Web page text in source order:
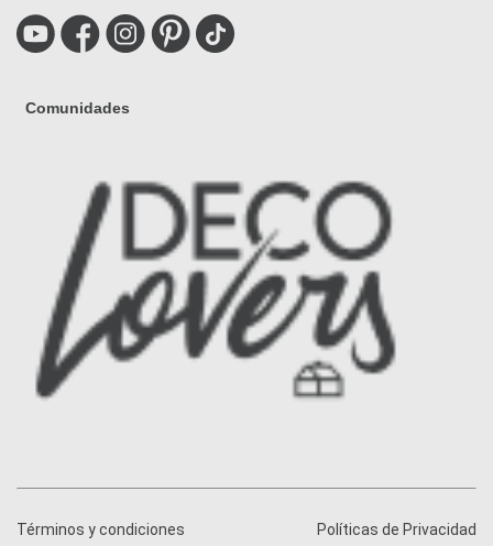
Comunidades
Términos y condiciones Políticas de Privacidad